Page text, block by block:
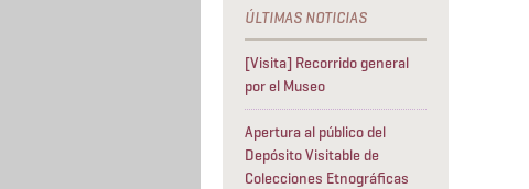
[Visita] Recorrido general
por el Museo
Apertura al público del
Depósito Visitable de
Colecciones Etnográficas